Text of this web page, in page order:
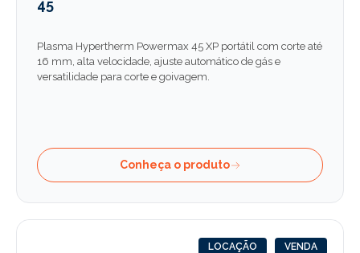
45
Plasma Hypertherm Powermax 45 XP portátil com corte até
16 mm, alta velocidade, ajuste automático de gás e
versatilidade para corte e goivagem.
Conheça o produto
LOCAÇÃO VENDA